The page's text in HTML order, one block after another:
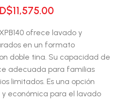
11,575.00El
actual
es:
RD$11,575.00.
ofrece lavado y
en un formato
doble tina. Su capacidad de
adecuada para familias
limitados. Es una opción
económica para el lavado